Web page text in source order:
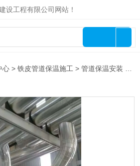
设工程有限公司网站！
心 >铁皮管道保温施工 >管道保温安装